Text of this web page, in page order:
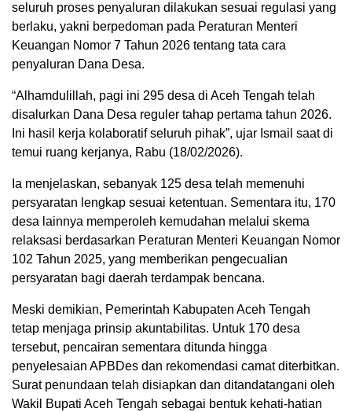
seluruh proses penyaluran dilakukan sesuai regulasi yang
berlaku, yakni berpedoman pada Peraturan Menteri
Keuangan Nomor 7 Tahun 2026 tentang tata cara
penyaluran Dana Desa.
“Alhamdulillah, pagi ini 295 desa di Aceh Tengah telah
disalurkan Dana Desa reguler tahap pertama tahun 2026.
Ini hasil kerja kolaboratif seluruh pihak”, ujar Ismail saat di
temui ruang kerjanya, Rabu (18/02/2026).
Ia menjelaskan, sebanyak 125 desa telah memenuhi
persyaratan lengkap sesuai ketentuan. Sementara itu, 170
desa lainnya memperoleh kemudahan melalui skema
relaksasi berdasarkan Peraturan Menteri Keuangan Nomor
102 Tahun 2025, yang memberikan pengecualian
persyaratan bagi daerah terdampak bencana.
Meski demikian, Pemerintah Kabupaten Aceh Tengah
tetap menjaga prinsip akuntabilitas. Untuk 170 desa
tersebut, pencairan sementara ditunda hingga
penyelesaian APBDes dan rekomendasi camat diterbitkan.
Surat penundaan telah disiapkan dan ditandatangani oleh
Wakil Bupati Aceh Tengah sebagai bentuk kehati-hatian